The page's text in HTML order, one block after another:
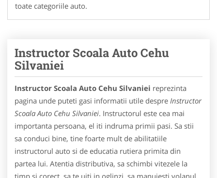
toate categoriile auto.
Instructor Scoala Auto Cehu
Silvaniei
Instructor Scoala Auto Cehu Silvaniei reprezinta
pagina unde puteti gasi informatii utile despre Instructor
Scoala Auto Cehu Silvaniei. Instructorul este cea mai
importanta persoana, el iti indruma primii pasi. Sa stii
sa conduci bine, tine foarte mult de abilitatiile
instructorul auto si de educatia rutiera primita din
partea lui. Atentia distributiva, sa schimbi vitezele la
timp si corect, sa te uiti in oglinzi, sa manuiesti volanul